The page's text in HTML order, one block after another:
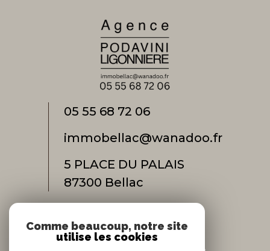
05 55 68 72 06
immobellac@wanadoo.fr
5 PLACE DU PALAIS
87300
bellac
Adhérents
Comme beaucoup, notre site
utilise les cookies